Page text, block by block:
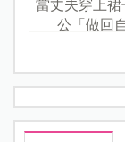
當丈夫穿上
公「做回